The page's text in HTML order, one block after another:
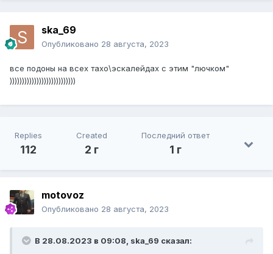
ska_69
Опубликовано 28 августа, 2023
все подоны на всех тахо\эскалейдах с этим "лючком"
)))))))))))))))))))))))))))
Replies
112
Created
2 г
Последний ответ
1 г
motovoz
Опубликовано 28 августа, 2023
В 28.08.2023 в 09:08, ska_69 сказал: